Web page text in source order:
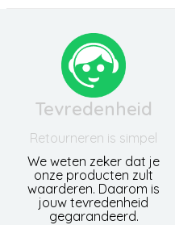
Tevredenheid
Retourneren is simpel
We weten zeker dat je
onze producten zult
waarderen. Daarom is
jouw tevredenheid
gegarandeerd.